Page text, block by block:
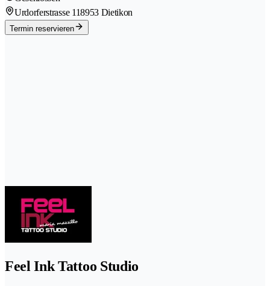
Urdorferstrasse 118953 Dietikon
Termin reservieren
Feel Ink Tattoo Studio